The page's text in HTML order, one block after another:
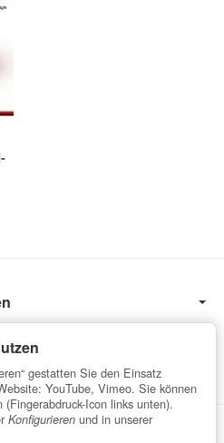
widerrufen
gestatten Sie den Einsatz
YouTube, Vimeo. Sie können
Icon links unten).
Konfigurieren und in unserer